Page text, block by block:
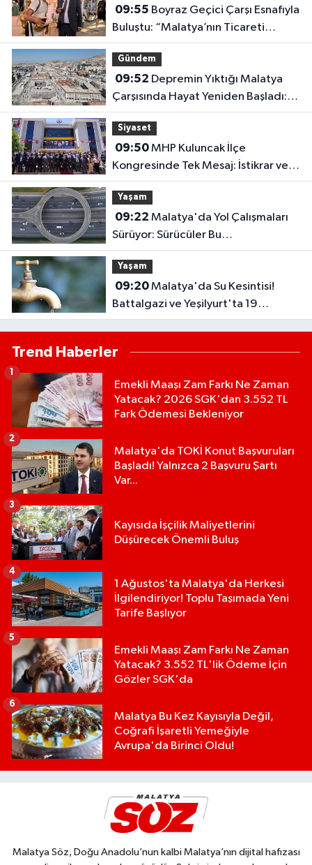
09:55
Buluştu: “Malatya’nın Ticareti
Birlikte Güçlenecek”
Gündem
09:52
Çarşısında Hayat Yeniden Başladı:
Gastronomi Sokağı'nda İlk Ocak
Yandı
Siyaset
09:50MHP Kuluncak İlçe
Kongresinde Tek Mesaj: İstikrar ve
Birlik
Yaşam
09:22
Sürüyor: Sürücüler Bu
Güzergahlarda Dikkatli Olmalı..
Yaşam
09:20Malatya'da Su Kesintisi!
Battalgazi ve Yeşilyurt'ta 19
Mahalle Etkilendi..
Trend Haberler
Emekli Maaşı Zam Farkı Ne Zaman
Yatacak? 2026 SGK'dan 3.552 TL
Fark Ödemesi Bekleniyor
1
Malatya'da TOKİ Konut Başvuruları
Başladı! Yalnızca 2 Başvuru Şartı
Var...
2
Kayısıda İşçilik Maliyetlerini
Düşürecek Önemli Buluş
3
1 Ağustos'ta Malatya'da Herkesi
İlgilendiriyor! Toplu Taşımada Yeni
Tarife Başlıyor
4
Emekli Maaşı Zam Farkı Ne Zaman
Yatacak? 3.552 TL'lik Ödeme İçin
Gözler SGK'da
5
Malatya Bu Kez Kayısıyla Değil,
Coğrafi İşaretli Yemeğiyle
Avrupa'da Birinci Oldu!
6
Malatya Söz, Doğu Anadolu’nun kalbi Malatya’nın dijital hafızası